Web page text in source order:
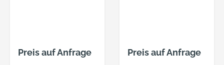
Preis auf Anfrage Preis auf Anfrage